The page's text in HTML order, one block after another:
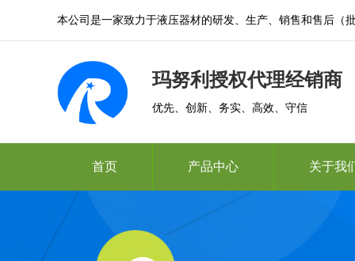
本公司是一家致力于液压器材的研发、生产、销售和售后（
玛努利授权代理经销商
优先、创新、务实、高效、守信
首页 产品中心 关于我